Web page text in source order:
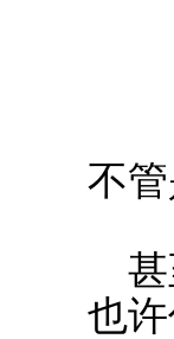
不
也